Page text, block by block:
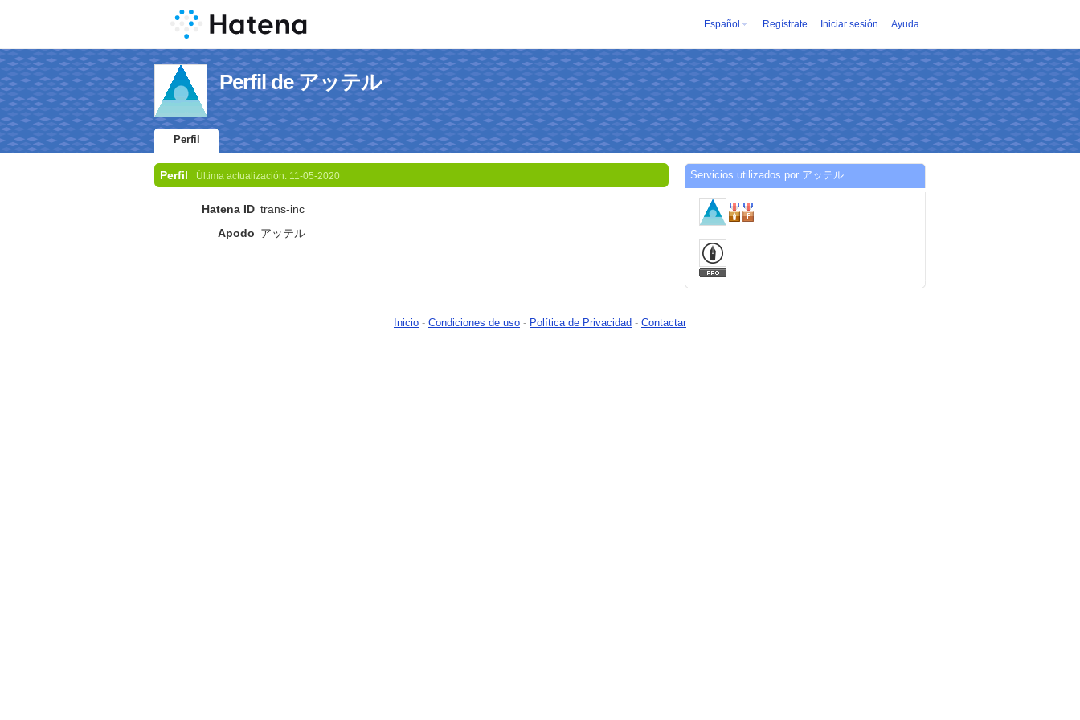
Español Regístrate Iniciar sesión Ayuda
Perfil de アッテル
Perfil
Perfil Última actualización: 11-05-2020
Hatena ID trans-inc
Apodo アッテル
Servicios utilizados por アッテル
Inicio - Condiciones de uso - Política de Privacidad - Contactar